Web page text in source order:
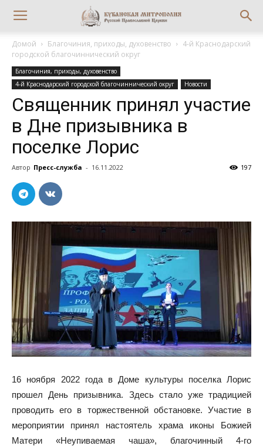
Домой Благочиния, приходы, духовенство
4-й Краснодарский
городской благочиннический округ
Благочиния, приходы, духовенство
4-й Краснодарский городской благочиннический округ
Новости
Священник принял участие
в Дне призывника в
поселке Лорис
Автор Пресс-служба - 16.11.2022 197
16 ноября 2022 года в Доме культуры поселка Лорис
прошел День призывника. Здесь стало уже традицией
проводить его в торжественной обстановке. Участие в
мероприятии принял настоятель храма иконы Божией
Матери «Неупиваемая чаша», благочинный 4-го